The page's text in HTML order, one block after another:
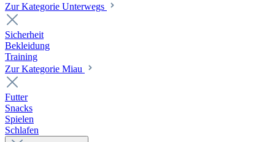
Zur Kategorie Unterwegs
Sicherheit
Bekleidung
Training
Zur Kategorie Miau
Futter
Snacks
Spielen
Schlafen